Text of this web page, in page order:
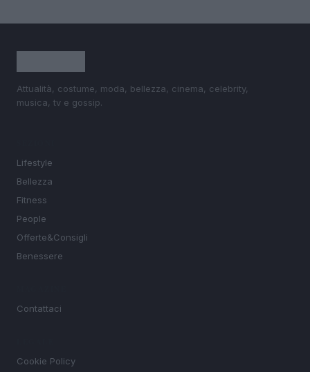
Attualità, costume, moda, bellezza, cinema, celebrity,
musica, tv e gossip.
Lifestyle
Bellezza
Fitness
People
Offerte&Consigli
Benessere
Contattaci
Cookie Policy